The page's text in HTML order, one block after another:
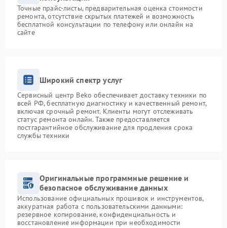
Точные прайс-листы, предварительная оценка стоимости
ремонта, отсутствие скрытых платежей и возможность
бесплатной консультации по телефону или онлайн на
сайте
Широкий спектр услуг
Сервисный центр Beko обеспечивает доставку техники по
всей РФ, бесплатную диагностику и качественный ремонт,
включая срочный ремонт. Клиенты могут отслеживать
статус ремонта онлайн. Также предоставляется
постгарантийное обслуживание для продления срока
службы техники
Оригинальные программные решение и
безопасное обслуживание данных
Использование официальных прошивок и инструментов,
аккуратная работа с пользовательскими данными:
резервное копирование, конфиденциальность и
восстановление информации при необходимости